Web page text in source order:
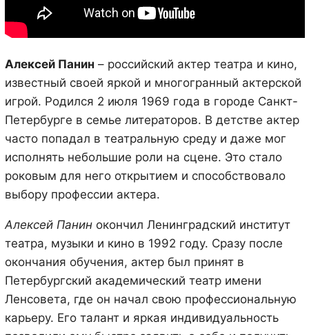
Алексей Панин – российский актер театра и кино,
известный своей яркой и многогранный актерской
игрой. Родился 2 июля 1969 года в городе Санкт-
Петербурге в семье литераторов. В детстве актер
часто попадал в театральную среду и даже мог
исполнять небольшие роли на сцене. Это стало
роковым для него открытием и способствовало
выбору профессии актера.
Алексей Панинокончил Ленинградский институт
театра, музыки и кино в 1992 году. Сразу после
окончания обучения, актер был принят в
Петербургский академический театр имени
Ленсовета, где он начал свою профессиональную
карьеру. Его талант и яркая индивидуальность